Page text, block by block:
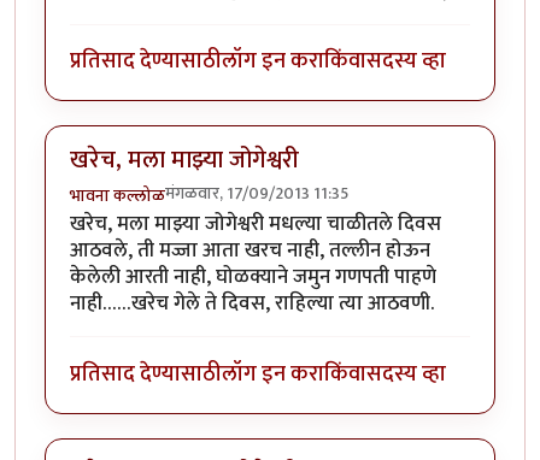
प्रतिसाद देण्यासाठीलॉग इन कराकिंवासदस्य व्हा
खरेच, मला माझ्या जोगेश्वरी
भावना कल्लोळमंगळवार, 17/09/2013 11:35
खरेच, मला माझ्या जोगेश्वरी मधल्या चाळीतले दिवस
आठवले, ती मज्जा आता खरच नाही, तल्लीन होऊन
केलेली आरती नाही, घोळक्याने जमुन गणपती पाहणे
नाही……खरेच गेले ते दिवस, राहिल्या त्या आठवणी.
प्रतिसाद देण्यासाठीलॉग इन कराकिंवासदस्य व्हा